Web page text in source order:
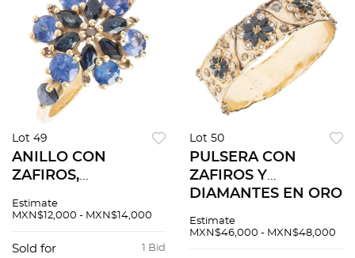
Lot 49
ANILLO CON
ZAFIROS,
DIAMANTE EN ORO
Estimate
MXN$12,000 - MXN$14,000
1 Bid
Sold for
Lot 50
PULSERA CON
ZAFIROS Y
DIAMANTES EN ORO
10K
Estimate
MXN$46,000 - MXN$48,000